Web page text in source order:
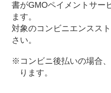
書がGMOペイメントサー
ます。
対象のコンビニエンスス
さい。
※コンビニ後払いの場合
ります。